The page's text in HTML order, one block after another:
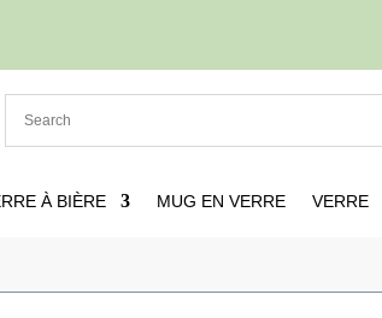
À BIÈRE MUG EN VERRE VERRE